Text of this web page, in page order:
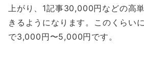
上がり、1記事30,000円などの高
きるようになります。このくらい
で3,000円〜5,000円です。